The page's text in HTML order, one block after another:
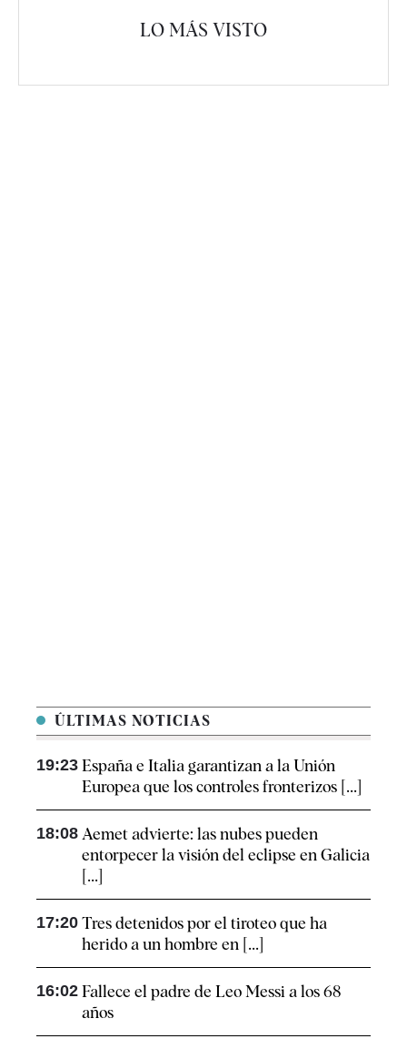
LO MÁS VISTO
ÚLTIMAS NOTICIAS
19:23 España e Italia garantizan a la Unión
Europea que los controles fronterizos [...]
18:08 Aemet advierte: las nubes pueden
entorpecer la visión del eclipse en Galicia
[...]
17:20 Tres detenidos por el tiroteo que ha
herido a un hombre en [...]
16:02 Fallece el padre de Leo Messi a los 68
años